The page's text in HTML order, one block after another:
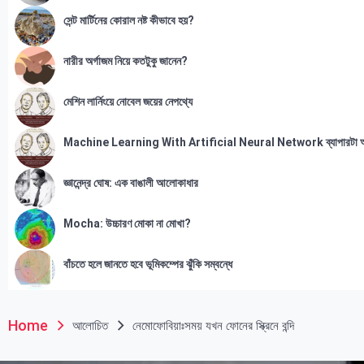
সেন্ট মার্টিনের কোরাল নষ্ট কীভাবে হয়?
নারীর অর্গাজম নিয়ে কতটুকু জানেন?
মেশিন লার্নিংয়ে নোবেল জয়ের নেপথ্যে
Machine Learning With Artificial Neural Network ব্যাপারটা
জ্ঞানেন্দ্র ঘোষ: এক বাঙালী আলোকাধার
Mocha: উচ্চারণ মোকা না মোখা?
বাঁচতে হলে জানতে হবে ভূমিকম্পের ঝুঁকি সম্বন্ধে
Home আলোচিত নেমোফোবিয়াঃসময় যখন ফোনের স্ক্রিনে বন্দি